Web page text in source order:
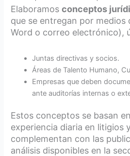
Elaboramosconceptos
que se entregan por medios
Word o correo electrónico),
Juntas directivas y socios.
Áreas de Talento Humano,
Empresas que deben
ante auditorías internas o
Estos conceptos se basan
experiencia diaria en litigios
complementan con las
análisis disponibles en la